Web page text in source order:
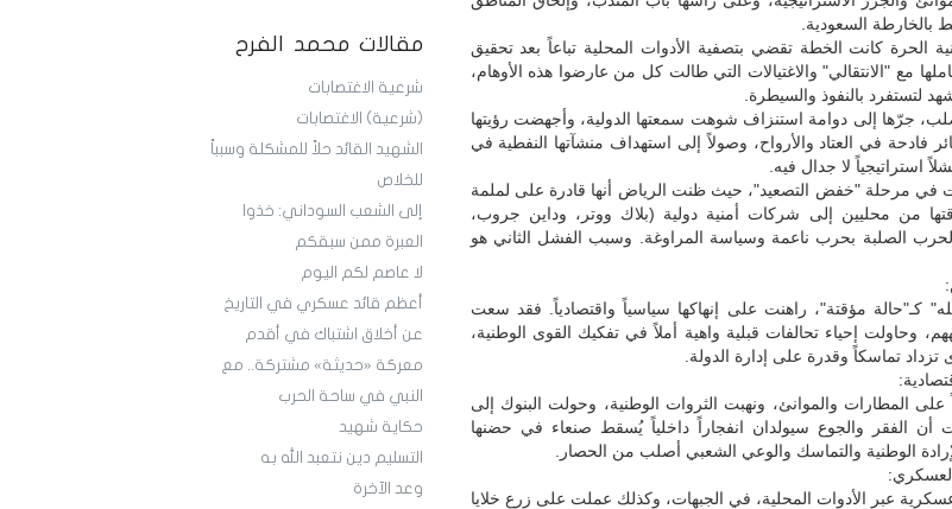
مقالات محمد الفرح
شرعية الاغتصابات
(شرعية) الاغتصابات
الشهيد القائد حلاً للمشكلة وسبباً
للخلاص
إلى الشعب السوداني: خذوا
العبرة ممن سبقكم
لا عاصم لكم اليوم
أعظم قائد عسكري في التاريخ
عن أخلاق اشتباك في أقدم
معركة «حديثة» مشتركة.. مع
النبي في ساحة الحرب
حكاية شهيد
التسليم دين نتعبد الله به
‏وعد الآخرة
بالخارطة السعودية.
الحرة كانت الخطة تقضي بتصفية الأدوات المحلية تباعاً بعد تحقيق
مع "الانتقالي" والاغتيالات التي طالت كل من عارضوا هذه الأوهام،
لتستفرد بالنفوذ والسيطرة.
جرّها إلى دوامة استنزاف شوهت سمعتها الدولية، وأجهضت رؤيتها
وكبّدتها خسائر فادحة في العتاد والأرواح، وصولاً إلى استهداف منشآتها النفطية في
استراتيجياً لا جدال فيه.
في مرحلة "خفض التصعيد"، حيث ظنت الرياض أنها قادرة على لملمة
من محليين إلى شركات أمنية دولية (بلاك ووتر، وداين جروب،
الصلبة بحرب ناعمة وسياسة المراوغة. وسبب الفشل الثاني هو
كـ"حالة مؤقتة"، راهنت على إنهاكها سياسياً واقتصادياً. فقد سعت
وحاولت إحياء تحالفات قبلية واهية أملاً في تفكيك القوى الوطنية،
تماسكاً وقدرة على إدارة الدولة.
المطارات والموانئ، ونهبت الثروات الوطنية، وحولت البنوك إلى
أن الفقر والجوع سيولدان انفجاراً داخلياً يُسقط صنعاء في حضنها
الوطنية والتماسك والوعي الشعبي أصلب من الحصار.
العسكري:
عبر الأدوات المحلية، في الجبهات، وكذلك عملت على زرع خلايا